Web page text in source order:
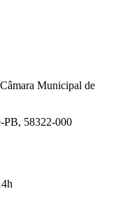
Municipal de
58322-000